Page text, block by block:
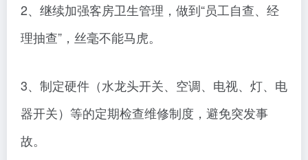
2、继续加强客房卫生管理，做到“员工自查、经
理抽查”，丝毫不能马虎。
3、制定硬件（水龙头开关、空调、电视、灯、电
器开关）等的定期检查维修制度，避免突发事
故。